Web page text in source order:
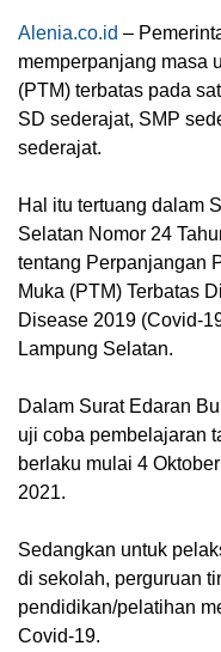
Alenia.co.id –
memperpanjang masa
(PTM) terbatas pada
SD sederajat, SMP
sederajat.
Hal itu tertuang dalam
Selatan Nomor 24
tentang Perpanjangan
Muka (PTM) Terbatas
Disease 2019 (Covid-
Lampung Selatan.
Dalam Surat Edaran
uji coba pembelajaran
berlaku mulai 4
2021.
Sedangkan untuk
di sekolah, perguruan
pendidikan/pelatihan
Covid-19.